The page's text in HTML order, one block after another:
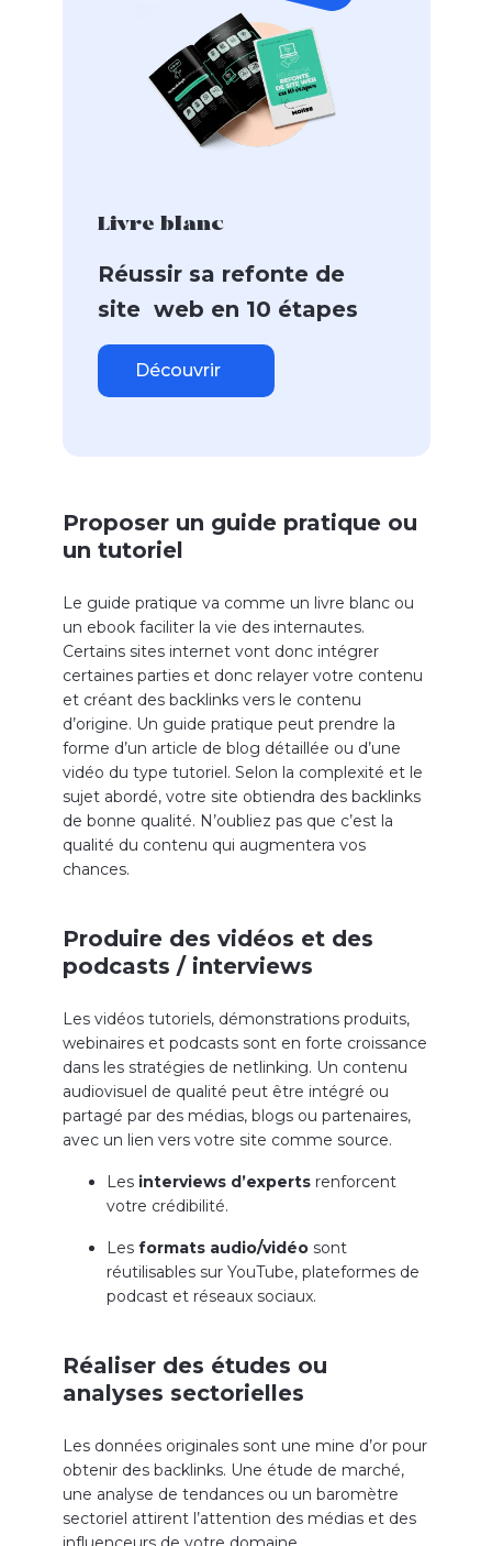
Livre blanc
Réussir sa refonte de
site web en 10 étapes
Découvrir
Proposer un guide pratique ou
un tutoriel
Le guide pratique va comme un livre blanc ou
un ebook faciliter la vie des internautes.
Certains sites internet vont donc intégrer
certaines parties et donc relayer votre contenu
et créant des backlinks vers le contenu
d’origine. Un guide pratique peut prendre la
forme d’un article de blog détaillée ou d’une
vidéo du type tutoriel. Selon la complexité et le
sujet abordé, votre site obtiendra des backlinks
de bonne qualité. N’oubliez pas que c’est la
qualité du contenu qui augmentera vos
chances.
Produire des vidéos et des
podcasts / interviews
Les vidéos tutoriels, démonstrations produits,
webinaires et podcasts sont en forte croissance
dans les stratégies de netlinking. Un contenu
audiovisuel de qualité peut être intégré ou
partagé par des médias, blogs ou partenaires,
avec un lien vers votre site comme source.
Les interviews d’expertsrenforcent
votre crédibilité.
Les formats audio/vidéosont
réutilisables sur YouTube, plateformes de
podcast et réseaux sociaux.
Réaliser des études ou
analyses sectorielles
Les données originales sont une mine d’or pour
obtenir des backlinks. Une étude de marché,
une analyse de tendances ou un baromètre
sectoriel attirent l’attention des médias et des